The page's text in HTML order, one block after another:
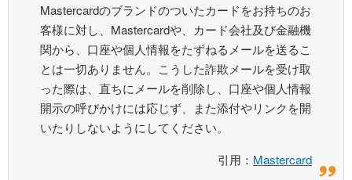
Mastercardのブランドのついたカードをお持ちのお
客様に対し、Mastercardや、カード会社及び金融機
関から、口座や個人情報をたずねるメールを送るこ
とは一切ありません。こうした詐欺メールを受け取
った際は、直ちにメールを削除し、口座や個人情報
開示の呼びかけには応じず、また添付やリンクを開
いたりしないようにしてください。
引用： Mastercard